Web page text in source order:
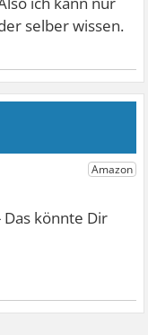
selber wissen.